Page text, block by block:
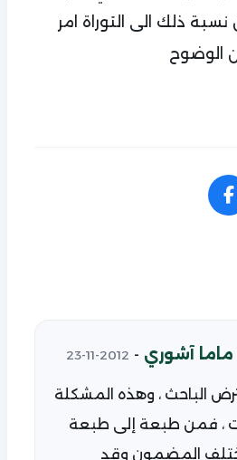
ذلك الى التوراة امر
الوضوح
ماما آشوري -
2012-11-23
الباحث ، وهذه المشكلة
، فمن طبعة إلى طبعة
المضمون وقد